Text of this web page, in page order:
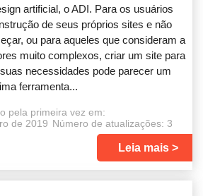
artificial, o ADI. Para os usuários
de seus próprios sites e não
ou para aqueles que consideram a
muito complexos, criar um site para
necessidades pode parecer um
ferramenta...
pela primeira vez em:
de 2019 Número de atualizações: 3
Leia mais